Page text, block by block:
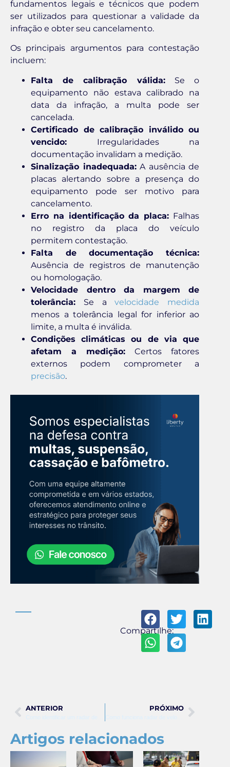
fundamentos legais e técnicos que podem
ser utilizados para questionar a validade da
infração e obter seu cancelamento.
Os principais argumentos para contestação
incluem:
Falta de calibração válida:Se o
equipamento não estava calibrado na
data da infração, a multa pode ser
cancelada.
Certificado de calibração inválido ou
vencido: Irregularidades na
documentação invalidam a medição.
Sinalização inadequada:A ausência de
placas alertando sobre a presença do
equipamento pode ser motivo para
cancelamento.
Erro na identificação da placa: Falhas
no registro da placa do veículo
permitem contestação.
Falta de documentação técnica:
Ausência de registros de manutenção
ou homologação.
Velocidade dentro da margem de
tolerância: Se avelocidade medida
menos a tolerância legal for inferior ao
limite, a multa é inválida.
Condições climáticas ou de via que
afetam a medição: Certos fatores
externos podem comprometer a
precisão.
Compartilhe:
ANTERIOR PRÓXIMO
Artigos relacionados